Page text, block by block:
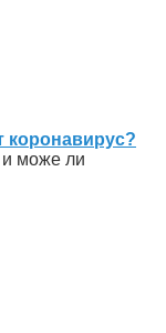
коронавирус?
и може ли